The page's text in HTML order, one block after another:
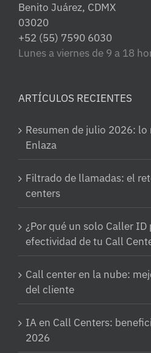
Benito Juárez, CDMX
03020
+52 (55) 7590 6030
Lunes a viernes de 9 a 18
ARTÍCULOS RECIENTES
Resumen de julio 2026: lo
Enlaza
Filtrado de llamadas: el
centers
¿Por qué un solo Caller
efectividad de tu Call
Call center en la nube:
del cliente
IA en Call Centers:
2026